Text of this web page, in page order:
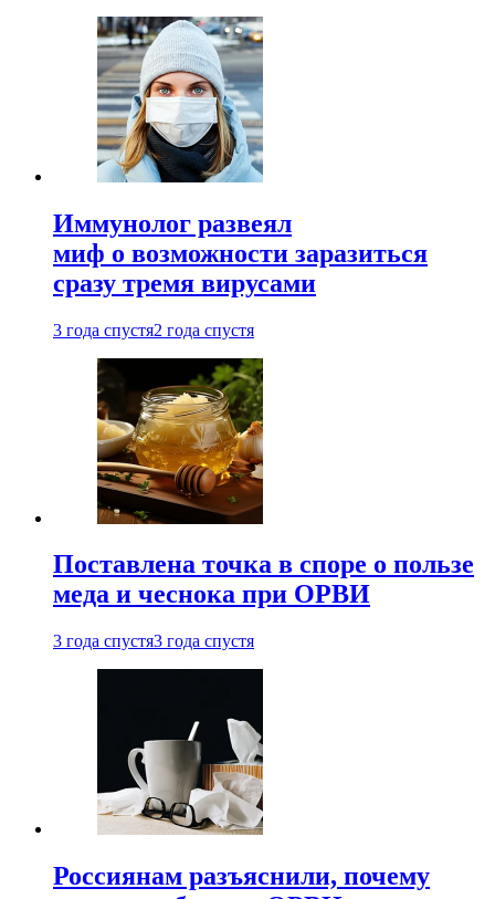
Иммунолог развеял
миф о возможности заразиться
сразу тремя вирусами
3 года спустя2 года спустя
Поставлена точка в споре о пользе
меда и чеснока при ОРВИ
3 года спустя3 года спустя
Россиянам разъяснили, почему